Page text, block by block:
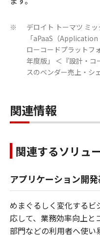
※
デロイト トーマツ ミ
「aPaaS（
ローコードプラットフ
年度版」 ＜『設計・コ
スのベンダー売上・シ
関連情報
関連するソリュ
アプリケーション開
めまぐるしく変化する
応して、業務効率向上と
部門などの利用者へ使い